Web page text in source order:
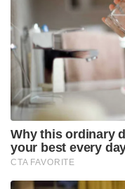
कार्लिस्ले ने खेल के
मैं वहां जो देख रहा था
ज़रा भी नहीं।” “मैं इसे
मंगलवार को भी,
बाद ब्रुकलिन नेट्स के
से जीता।
तीसरे क्वार्टर में देर
जीत की ओर अग्रसर